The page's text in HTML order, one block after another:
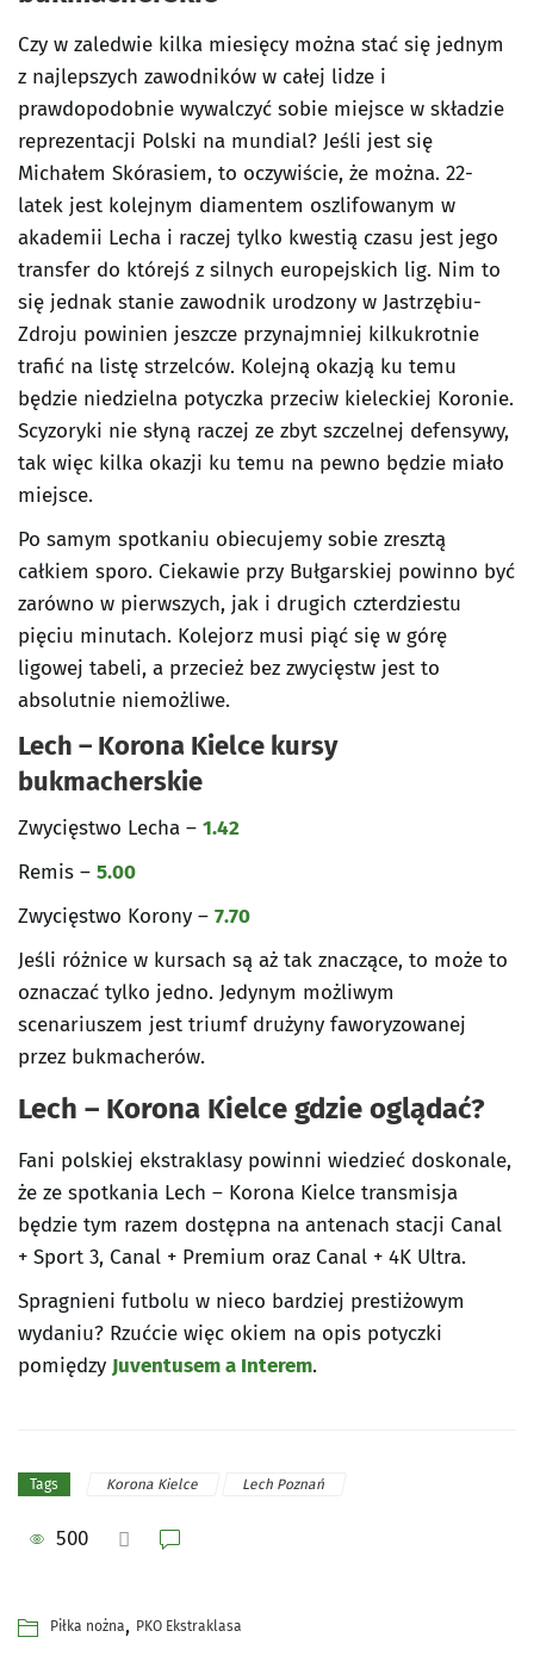
Czy w zaledwie kilka miesięcy można stać się jednym
z najlepszych zawodników w całej lidze i
prawdopodobnie wywalczyć sobie miejsce w składzie
reprezentacji Polski na mundial? Jeśli jest się
Michałem Skórasiem, to oczywiście, że można. 22-
latek jest kolejnym diamentem oszlifowanym w
akademii Lecha i raczej tylko kwestią czasu jest jego
transfer do którejś z silnych europejskich lig. Nim to
się jednak stanie zawodnik urodzony w Jastrzębiu-
Zdroju powinien jeszcze przynajmniej kilkukrotnie
trafić na listę strzelców. Kolejną okazją ku temu
będzie niedzielna potyczka przeciw kieleckiej Koronie.
Scyzoryki nie słyną raczej ze zbyt szczelnej defensywy,
tak więc kilka okazji ku temu na pewno będzie miało
miejsce.
Po samym spotkaniu obiecujemy sobie zresztą
całkiem sporo. Ciekawie przy Bułgarskiej powinno być
zarówno w pierwszych, jak i drugich czterdziestu
pięciu minutach. Kolejorz musi piąć się w górę
ligowej tabeli, a przecież bez zwycięstw jest to
absolutnie niemożliwe.
Lech – Korona Kielce kursy
bukmacherskie
Zwycięstwo Lecha – 1.42
Remis – 5.00
Zwycięstwo Korony – 7.70
Jeśli różnice w kursach są aż tak znaczące, to może to
oznaczać tylko jedno. Jedynym możliwym
scenariuszem jest triumf drużyny faworyzowanej
przez bukmacherów.
Lech – Korona Kielce gdzie oglądać?
Fani polskiej ekstraklasy powinni wiedzieć doskonale,
że ze spotkania Lech – Korona Kielce transmisja
będzie tym razem dostępna na antenach stacji Canal
+ Sport 3, Canal + Premium oraz Canal + 4K Ultra.
Spragnieni futbolu w nieco bardziej prestiżowym
wydaniu? Rzućcie więc okiem na opis potyczki
pomiędzy Juventusem a Interem.
Tags Korona Kielce Lech Poznań
500
Piłka nożna, PKO Ekstraklasa